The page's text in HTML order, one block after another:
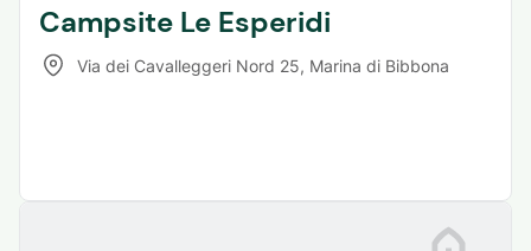
Campsite Le Esperidi
Via dei Cavalleggeri Nord 25, Marina di Bibbona